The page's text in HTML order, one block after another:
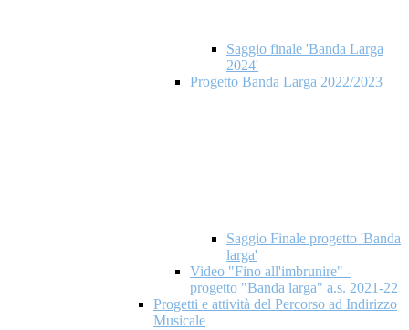
Saggio finale 'Banda Larga
2024'
Progetto Banda Larga 2022/2023
Saggio Finale progetto 'Banda
larga'
Video "Fino all'imbrunire" -
progetto "Banda larga" a.s. 2021-22
Progetti e attività del Percorso ad Indirizzo
Musicale